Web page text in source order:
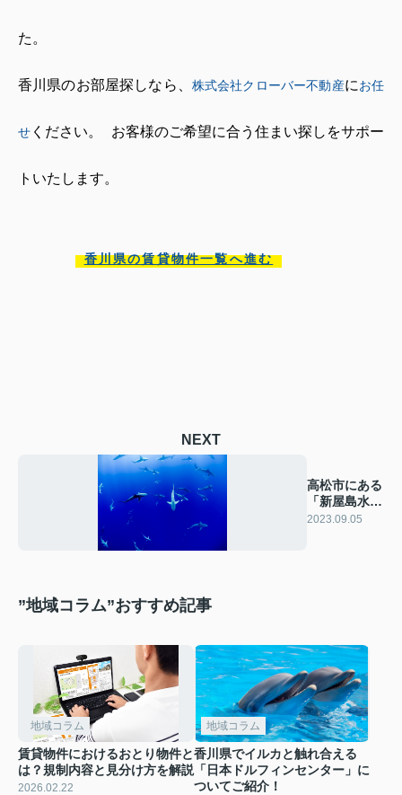
た。
香川県のお部屋探しなら、 株式会社クローバー不動産にお任
せ ください。 お客様のご希望に合う住まい探しをサポー
トいたします。
香川県の賃貸物件一覧へ進む
NEXT
高松市にある
「新屋島水族
館」をご紹
2023.09.05
”地域コラム”おすすめ記事
地域コラム
賃貸物件におけるおとり物件と
は？規制内容と見分け方を解説
2026.02.22
地域コラム
香川県でイルカと触れ合える
「日本ドルフィンセンター」に
ついてご紹介！